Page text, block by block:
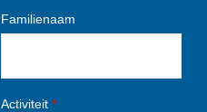
Familienaam
Activiteit *